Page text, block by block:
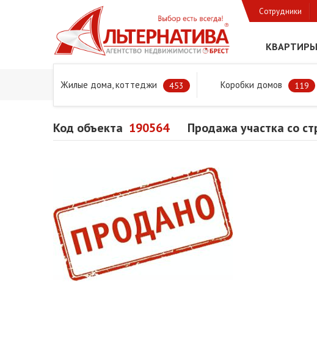
Сотрудники
КВАРТИРЫ
Жилые дома, коттеджи 453 Коробки домов 119
Главная Предложения Дома в Бресте и Брестском районе
Код объекта 190564 Продажа участка со